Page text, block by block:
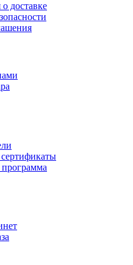
доставке